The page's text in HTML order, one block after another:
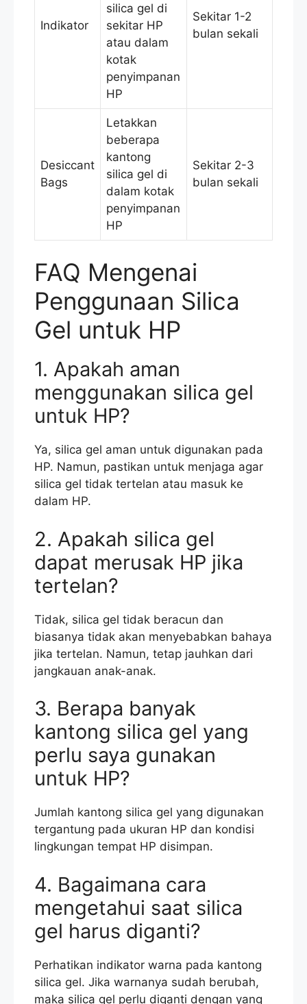
Indikator
silica gel di
sekitar HP
atau dalam
kotak
penyimpanan
HP
Sekitar 1-2
bulan sekali
Desiccant
Bags
Letakkan
beberapa
kantong
silica gel di
dalam kotak
penyimpanan
HP
Sekitar 2-3
bulan sekali
FAQ Mengenai
Penggunaan Silica
Gel untuk HP
1. Apakah aman
menggunakan silica gel
untuk HP?
Ya, silica gel aman untuk digunakan pada
HP. Namun, pastikan untuk menjaga agar
silica gel tidak tertelan atau masuk ke
dalam HP.
2. Apakah silica gel
dapat merusak HP jika
tertelan?
Tidak, silica gel tidak beracun dan
biasanya tidak akan menyebabkan bahaya
jika tertelan. Namun, tetap jauhkan dari
jangkauan anak-anak.
3. Berapa banyak
kantong silica gel yang
perlu saya gunakan
untuk HP?
Jumlah kantong silica gel yang digunakan
tergantung pada ukuran HP dan kondisi
lingkungan tempat HP disimpan.
4. Bagaimana cara
mengetahui saat silica
gel harus diganti?
Perhatikan indikator warna pada kantong
silica gel. Jika warnanya sudah berubah,
maka silica gel perlu diganti dengan yang